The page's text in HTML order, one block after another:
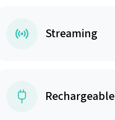
Streaming
Rechargeable